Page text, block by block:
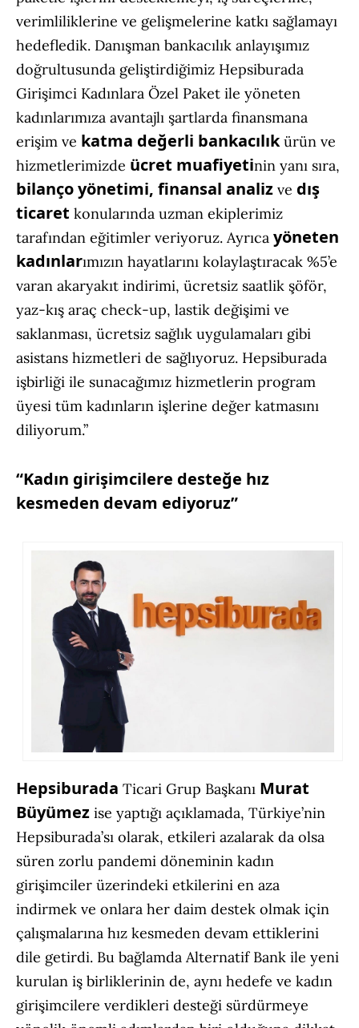
verimliliklerine ve gelişmelerine katkı sağlamayı
hedefledik. Danışman bankacılık anlayışımız
doğrultusunda geliştirdiğimiz Hepsiburada
Girişimci Kadınlara Özel Paket ile yöneten
kadınlarımıza avantajlı şartlarda finansmana
erişim ve katma değerli bankacılıkürün ve
hizmetlerimizde ücret muafiyetinin yanı sıra,
bilanço yönetimi, finansal analiz ve dış
ticaret konularında uzman ekiplerimiz
tarafından eğitimler veriyoruz. Ayrıca yöneten
kadınlarımızın hayatlarını kolaylaştıracak %5’e
varan akaryakıt indirimi, ücretsiz saatlik şöför,
yaz-kış araç check-up, lastik değişimi ve
saklanması, ücretsiz sağlık uygulamaları gibi
asistans hizmetleri de sağlıyoruz. Hepsiburada
işbirliği ile sunacağımız hizmetlerin program
üyesi tüm kadınların işlerine değer katmasını
diliyorum.”
“Kadın girişimcilere desteğe hız
kesmeden devam ediyoruz”
Hepsiburada Ticari Grup Başkanı Murat
Büyümez ise yaptığı açıklamada, Türkiye’nin
Hepsiburada’sı olarak, etkileri azalarak da olsa
süren zorlu pandemi döneminin kadın
girişimciler üzerindeki etkilerini en aza
indirmek ve onlara her daim destek olmak için
çalışmalarına hız kesmeden devam ettiklerini
dile getirdi. Bu bağlamda Alternatif Bank ile yeni
kurulan iş birliklerinin de, aynı hedefe ve kadın
girişimcilere verdikleri desteği sürdürmeye